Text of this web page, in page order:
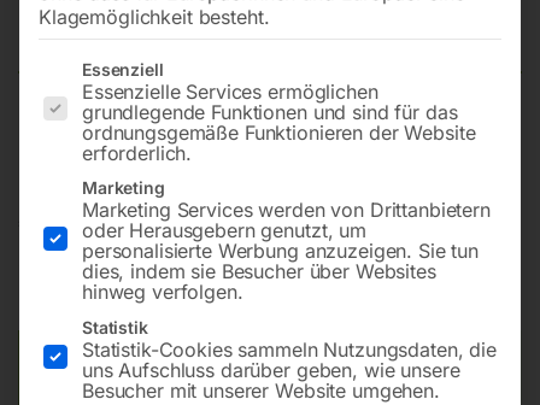
2450x27x0,9 mm, 8/11 ZpZ.für CY 260-2G
60,00
inkl. MwSt. zzgl.Versandkosten
Lieferzeit:ca. 2 - 3 Tage
Versandkosten Standard (Österreich): €10,00
Bitte beachten Sie: Die Versandkosten gelten für Österreich.
Klagemöglichkeit besteht.
Es folgt eine Liste der Service-Gruppen, für die eine
Essenziell
Essenzielle Services ermöglichen
grundlegende Funktionen und sind für das
ordnungsgemäße Funktionieren der Website
erforderlich.
Marketing
Marketing Services werden von Drittanbietern
oder Herausgebern genutzt, um
personalisierte Werbung anzuzeigen. Sie tun
dies, indem sie Besucher über Websites
hinweg verfolgen.
Statistik
Statistik-Cookies sammeln Nutzungsdaten, die
uns Aufschluss darüber geben, wie unsere
Besucher mit unserer Website umgehen.